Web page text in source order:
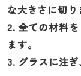
な大きさに切り
2. 全ての材料
ます。
3. グラスに注ぎ